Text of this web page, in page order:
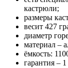
кастрюли;
размеры
весит 427
диаметр
материал –
ёмкость:
гарантия – 1